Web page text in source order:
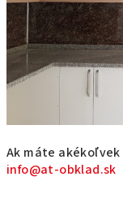
Ak máte
info@at-obklad.sk